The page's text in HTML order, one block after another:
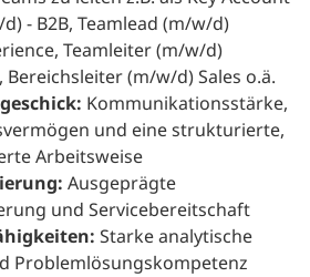
- B2B, Teamlead (m/w/d)
Teamleiter (m/w/d)
Bereichsleiter (m/w/d) Sales o.ä.
Kommunikationsstärke,
und eine strukturierte,
Arbeitsweise
Ausgeprägte
und Servicebereitschaft
Starke analytische
Problemlösungskompetenz